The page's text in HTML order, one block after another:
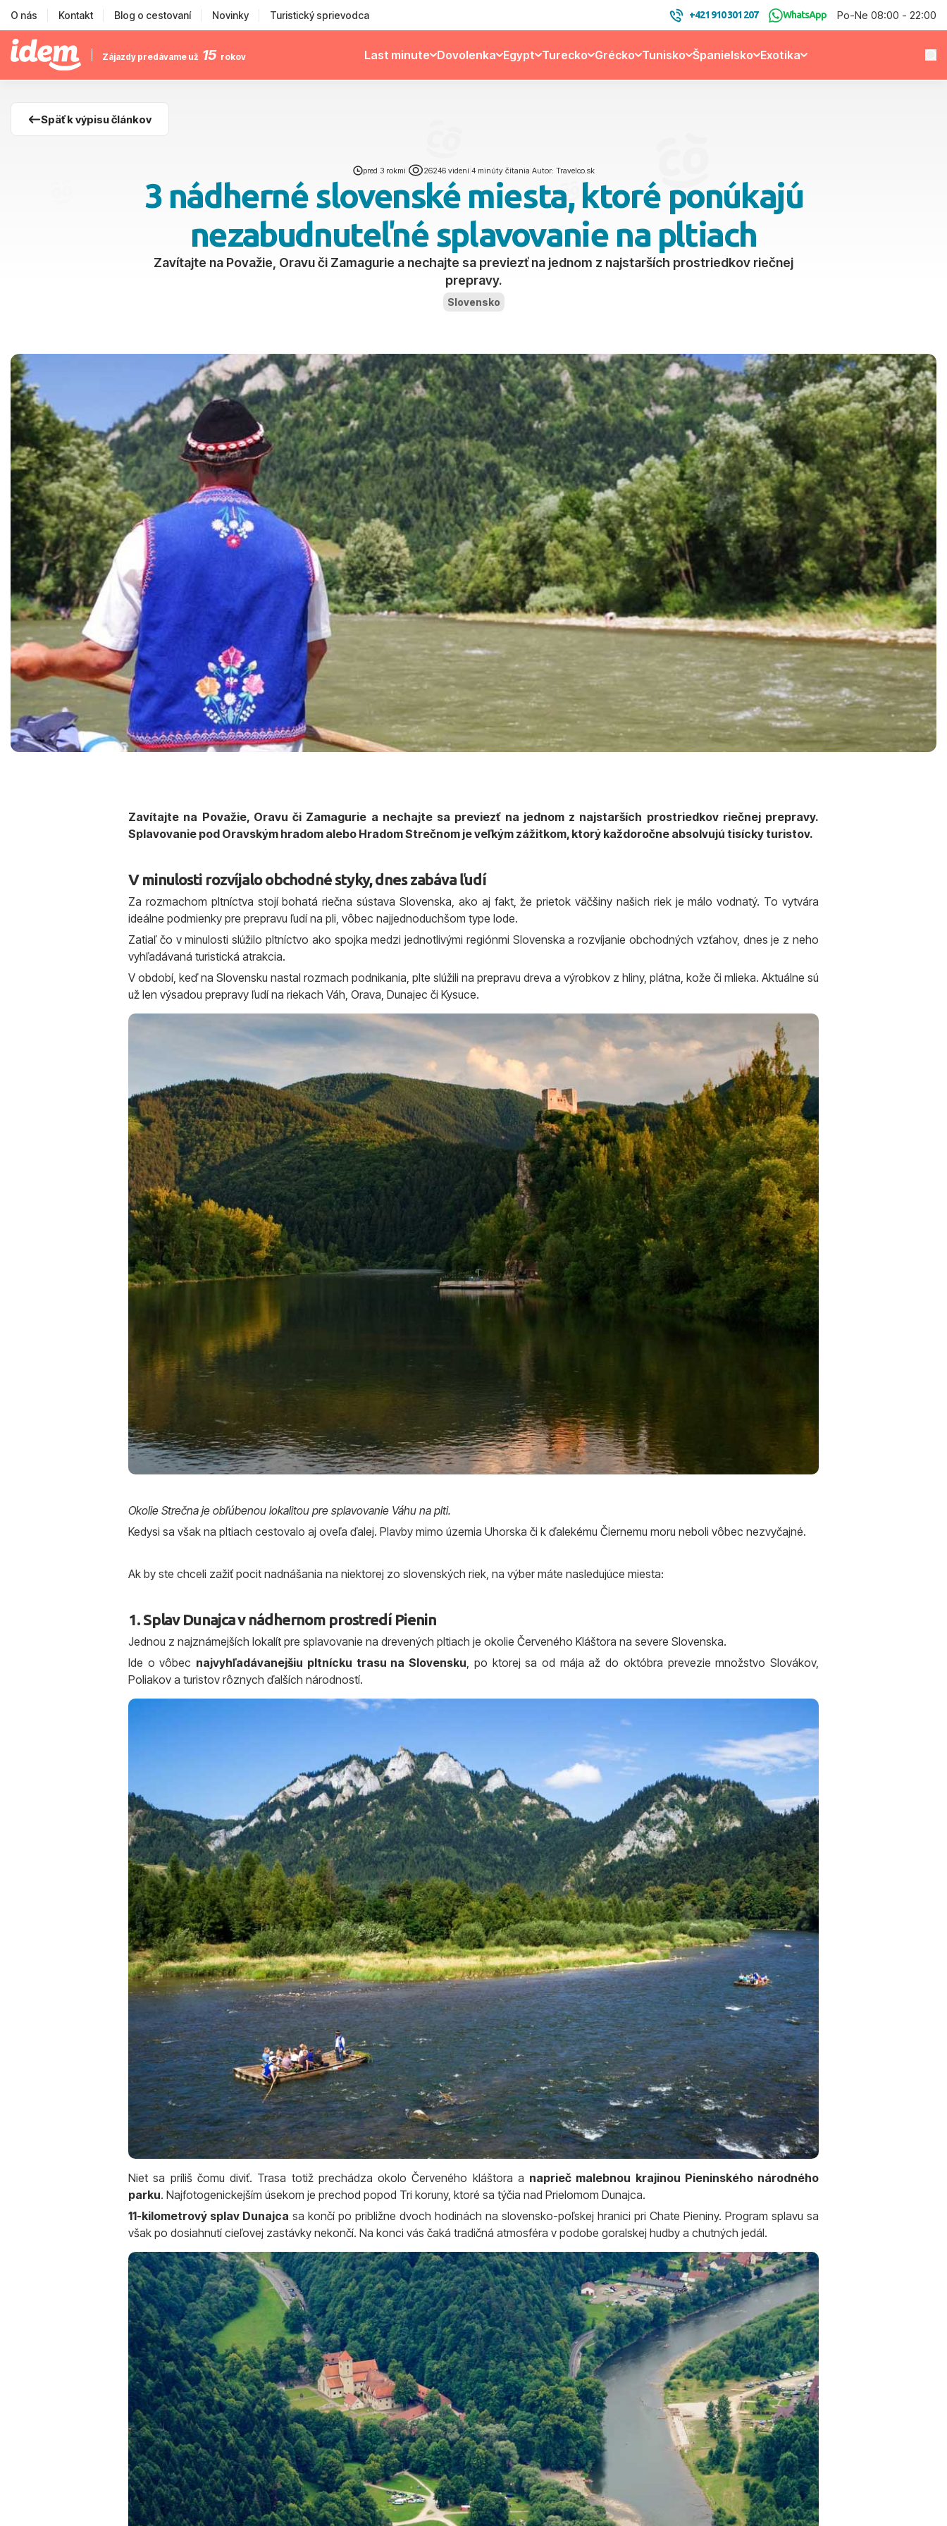
O nás Kontakt Blog o cestovaní Novinky Turistický sprievodca +421 910 301 207 WhatsApp Po-Ne 08:00 - 22:00
Zájazdy predávame už 15 rokov Last minute Dovolenka Egypt Turecko Grécko Tunisko Španielsko Exotika
Späť k výpisu článkov
pred 3 rokmi 26246 videní| 4 minúty čítania Autor: Travelco.sk
3 nádherné slovenské miesta, ktoré ponúkajú
nezabudnuteľné splavovanie na pltiach
Zavítajte na Považie, Oravu či Zamagurie a nechajte sa previezť na jednom z najstarších prostriedkov riečnej
prepravy.
Slovensko
Zavítajte na Považie, Oravu či Zamagurie a nechajte sa previezť na jednom z najstarších prostriedkov riečnej prepravy.
Splavovanie pod Oravským hradom alebo Hradom Strečnom je veľkým zážitkom, ktorý každoročne absolvujú tisícky turistov.
V minulosti rozvíjalo obchodné styky, dnes zabáva ľudí
Za rozmachom pltníctva stojí bohatá riečna sústava Slovenska, ako aj fakt, že prietok väčšiny našich riek je málo vodnatý. To vytvára
ideálne podmienky pre prepravu ľudí na pli, vôbec najjednoduchšom type lode.
Zatiaľ čo v minulosti slúžilo pltníctvo ako spojka medzi jednotlivými regiónmi Slovenska a rozvíjanie obchodných vzťahov, dnes je z neho
vyhľadávaná turistická atrakcia.
V období, keď na Slovensku nastal rozmach podnikania, plte slúžili na prepravu dreva a výrobkov z hliny, plátna, kože či mlieka. Aktuálne sú
už len výsadou prepravy ľudí na riekach Váh, Orava, Dunajec či Kysuce.
Okolie Strečna je obľúbenou lokalitou pre splavovanie Váhu na plti.
Kedysi sa však na pltiach cestovalo aj oveľa ďalej. Plavby mimo územia Uhorska či k ďalekému Čiernemu moru neboli vôbec nezvyčajné.
Ak by ste chceli zažiť pocit nadnášania na niektorej zo slovenských riek, na výber máte nasledujúce miesta:
1. Splav Dunajca v nádhernom prostredí Pienin
Jednou z najznámejších lokalít pre splavovanie na drevených pltiach je okolie Červeného Kláštora na severe Slovenska.
Ide o vôbec najvyhľadávanejšiu pltnícku trasu na Slovensku , po ktorej sa od mája až do októbra prevezie množstvo Slovákov,
Poliakov a turistov rôznych ďalších národností.
Niet sa príliš čomu diviť. Trasa totiž prechádza okolo Červeného kláštora a naprieč malebnou krajinou Pieninského národného
parku. Najfotogenickejším úsekom je prechod popod Tri koruny, ktoré sa týčia nad Prielomom Dunajca.
11-kilometrový splav Dunajca sa končí po približne dvoch hodinách na slovensko-poľskej hranici pri Chate Pieniny. Program splavu sa
však po dosiahnutí cieľovej zastávky nekončí. Na konci vás čaká tradičná atmosféra v podobe goralskej hudby a chutných jedál.